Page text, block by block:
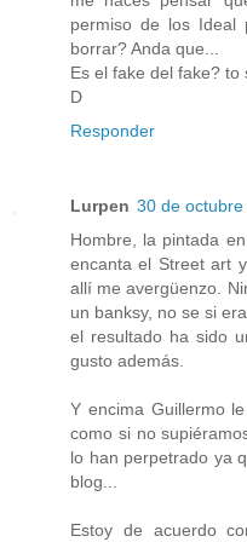
permiso de los Ideal
borrar? Anda que...
Es el fake del fake? to
D
Responder
Lurpen 30 de
Hombre, la pintada
encanta el Street art
allí me avergüenzo.
un banksy, no se si
el resultado ha sido
gusto además.
Y encima Guillermo
como si no
lo han perpetrado ya
blog...
Estoy de acuerdo